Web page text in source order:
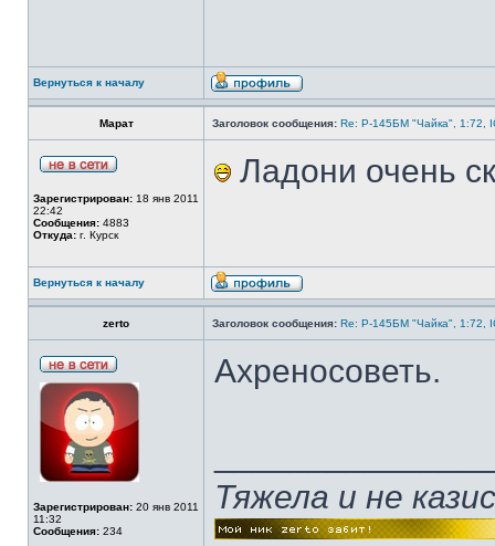
Вернуться к началу
Марат Заголовок сообщения: Re: Р-145БМ "Чайка", 1:72,
Зарегистрирован: 18 янв 2011
22:42
Сообщения: 4883
Откуда: г. Курск
Ладони очень
Вернуться к началу
zerto Заголовок сообщения: Re: Р-145БМ "Чайка", 1:72,
Зарегистрирован: 20 янв 2011
11:32
Сообщения: 234
Ахреносоветь.
Тяжела и не